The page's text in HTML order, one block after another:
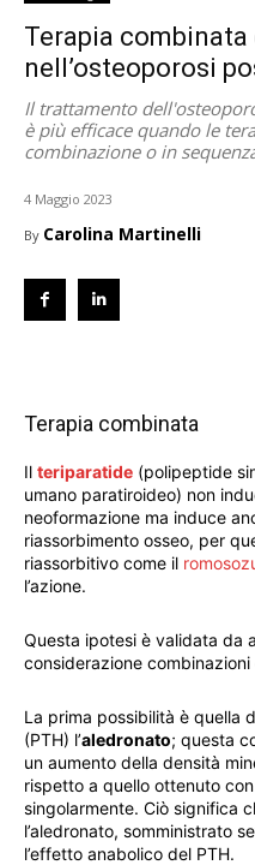
Terapia combinata
nell’osteoporosi
Il trattamento
è più efficace quando le
combinazione o in
4 Maggio 2023
By Carolina Martinelli
Terapia combinata
Il teriparatide (polipeptide
umano paratiroideo) non
neoformazione ma induce
riassorbimento osseo, per
riassorbitivo come il
l’azione.
Questa ipotesi è validata da
considerazione
La prima possibilità è quella
(PTH) l’aledronato; questa
un aumento della densità
rispetto a quello ottenuto
singolarmente. Ciò significa
l’aledronato, somministrato
l’effetto anabolico del PTH.